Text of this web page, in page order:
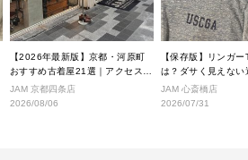
【2026年最新版】京都・河原町
おすすめ古着屋21選｜アクセス良
好な絶対行くべきショップ厳選！
JAM 京都四条店
2026/08/06
【保存版】リンガ
は？ダサく見えない
なし完全ガイド
JAM 心斎橋店
2026/07/31